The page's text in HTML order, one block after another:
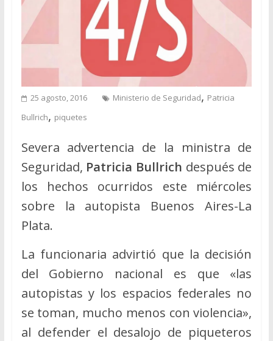
25 agosto, 2016 Ministerio de Seguridad, Patricia
Bullrich, piquetes
Severa advertencia de la ministra de
Seguridad, Patricia Bullrich después de
los hechos ocurridos este miércoles
sobre la autopista Buenos Aires-La
Plata.
La funcionaria advirtió que la decisión
del Gobierno nacional es que «las
autopistas y los espacios federales no
se toman, mucho menos con violencia»,
al defender el desalojo de piqueteros